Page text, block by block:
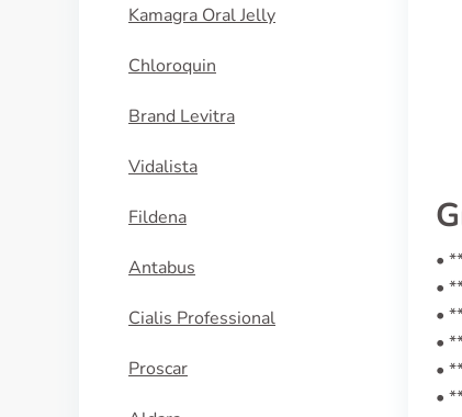
Kamagra Oral Jelly
Chloroquin
Brand Levitra
Vidalista
Fildena
Antabus
Cialis Professional
Proscar
•
•
•
•
•
•